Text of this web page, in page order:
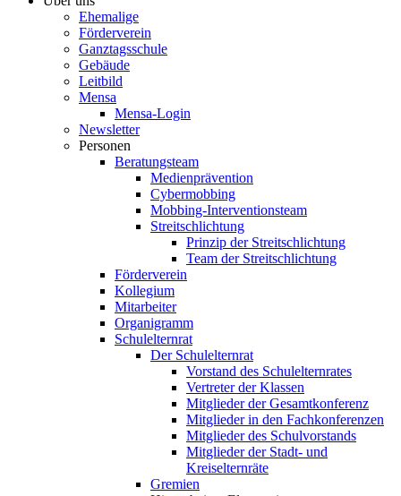
Ehemalige
Förderverein
Ganztagsschule
Gebäude
Leitbild
Mensa
Mensa-Login
Newsletter
Personen
Beratungsteam
Medienprävention
Cybermobbing
Mobbing-Interventionsteam
Streitschlichtung
Prinzip der Streitschlichtung
Team der Streitschlichtung
Förderverein
Kollegium
Mitarbeiter
Organigramm
Schulelternrat
Der Schulelternrat
Vorstand des Schulelternrates
Vertreter der Klassen
Mitglieder der Gesamtkonferenz
Mitglieder in den Fachkonferenzen
Mitglieder des Schulvorstands
Mitglieder der Stadt- und
Kreiselternräte
Gremien